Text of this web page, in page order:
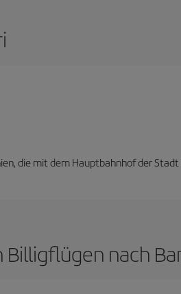
die mit dem Hauptbahnhof der
nach